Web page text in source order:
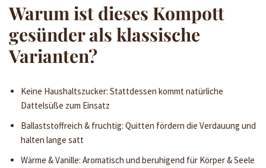
Warum ist dieses Kompott
gesünder als klassische
Varianten?
Keine Haushaltszucker: Stattdessen kommt natürliche
Dattelsüße zum Einsatz
Ballaststoffreich & fruchtig: Quitten fördern die Verdauung und
halten lange satt
Wärme & Vanille: Aromatisch und beruhigend für Körper & Seele